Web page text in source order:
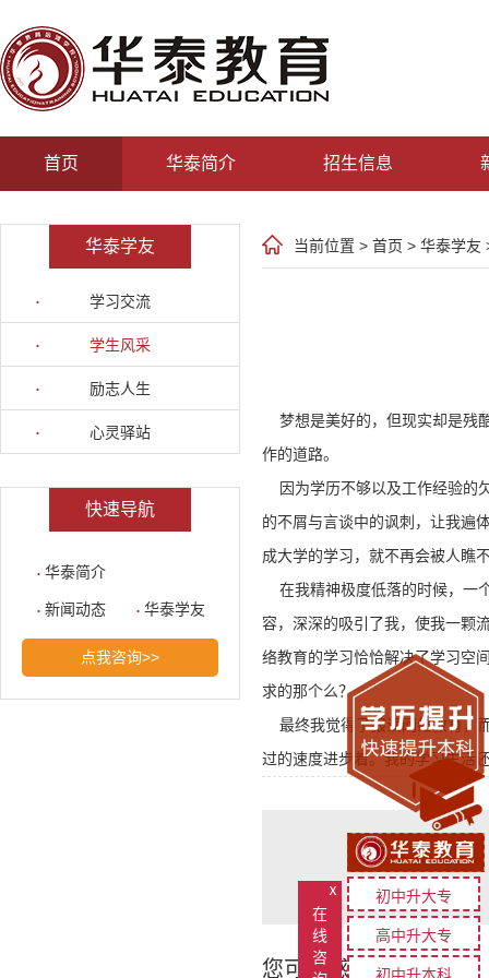
首页 华泰简介 招生信息
华泰学友
学习交流
学生风采
励志人生
心灵驿站
快速导航
华泰简介
新闻动态 华泰学友
点我咨询>>
当前位置 > 首页 > 华泰学友
梦想是美好的，但现实却是残
作的道路。
因为学历不够以及工作经验的
的不屑与言谈中的讽刺，让我遍
成大学的学习，就不再会被人瞧
在我精神极度低落的时候，一
容，深深的吸引了我，使我一颗
络教育的学习恰恰解决了学习空
求的那个么？
最终我觉得了报读网络教育，
过的速度进步着。我的学习生活
您可能感兴趣的文章
初中升大专
高中升大专
ⅹ
在
线
咨